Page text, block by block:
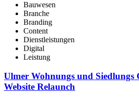
Bauwesen
Branche
Branding
Content
Dienstleistungen
Digital
Leistung
Ulmer Wohnungs und Siedlungs
Website Relaunch